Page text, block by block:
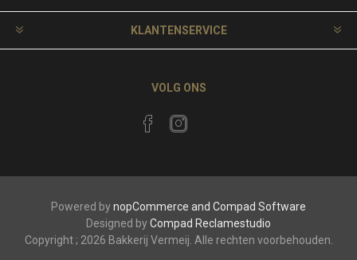
KLANTENSERVICE
VOLG ONS
Powered bynopCommerce and Compad Software
Designed byCompad Reclamestudio
Copyright ; 2026 Bakkerij Vermeij. Alle rechten voorbehouden.